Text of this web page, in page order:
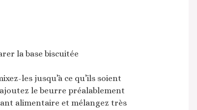
la base biscuitée
les jusqu’à ce qu’ils soient
le beurre préalablement
alimentaire et mélangez très